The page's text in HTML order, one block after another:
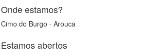
Onde estamos?
Cimo do Burgo - Arouca
Estamos abertos